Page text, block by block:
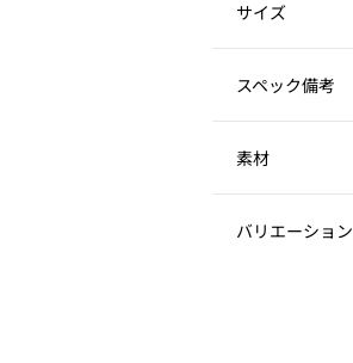
サイズ
スペック備考
素材
バリエーション